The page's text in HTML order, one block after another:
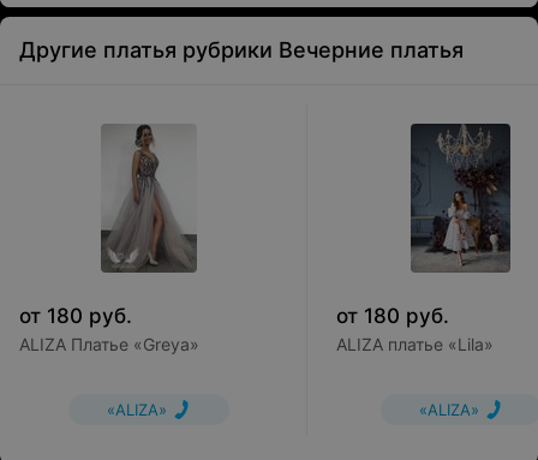
Другие платья рубрики Вечерние платья
от 180 руб.
ALIZA Платье «Greya»
«ALIZA»
от 180 руб.
ALIZA платье «Lila»
«ALIZA»